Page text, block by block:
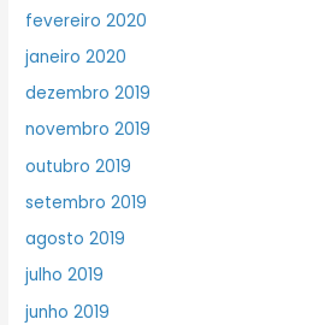
fevereiro 2020
janeiro 2020
dezembro 2019
novembro 2019
outubro 2019
setembro 2019
agosto 2019
julho 2019
junho 2019